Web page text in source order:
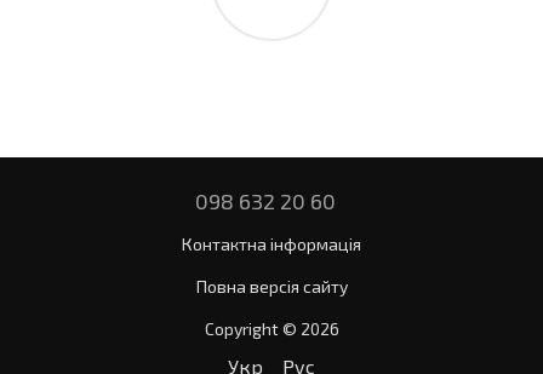
098 632 20 60
Контактна інформація
Повна версія сайту
Copyright © 2026
Укр Рус